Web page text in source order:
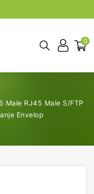
0
Male RJ45 Male S/FTP
Envelop